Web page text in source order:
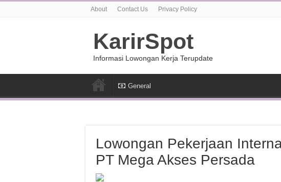
About Contact Us Privacy Policy
KarirSpot
Informasi Lowongan Kerja Terupdate
General
Lowongan Pekerjaan
PT Mega Akses Persada